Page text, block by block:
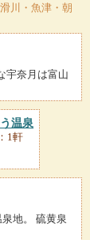
川・魚津・朝
宇奈月は富山
温泉
1軒
地。 硫黄泉